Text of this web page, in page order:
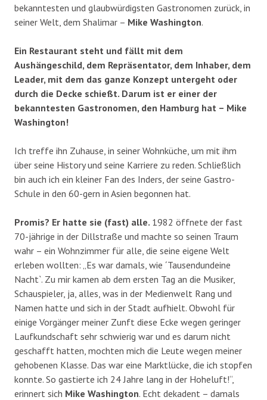
bekanntesten und glaubwürdigsten Gastronomen zurück, in
seiner Welt, dem Shalimar – Mike Washington.
Ein Restaurant steht und fällt mit dem
Aushängeschild, dem Repräsentator, dem Inhaber, dem
Leader, mit dem das ganze Konzept untergeht oder
durch die Decke schießt. Darum ist er einer der
bekanntesten Gastronomen, den Hamburg hat – Mike
Washington!
Ich treffe ihn Zuhause, in seiner Wohnküche, um mit ihm
über seine History und seine Karriere zu reden. Schließlich
bin auch ich ein kleiner Fan des Inders, der seine Gastro-
Schule in den 60-gern in Asien begonnen hat.
Promis? Er hatte sie (fast) alle. 1982 öffnete der fast
70-jährige in der Dillstraße und machte so seinen Traum
wahr – ein Wohnzimmer für alle, die seine eigene Welt
erleben wollten: „Es war damals, wie ´Tausendundeine
Nacht`. Zu mir kamen ab dem ersten Tag an die Musiker,
Schauspieler, ja, alles, was in der Medienwelt Rang und
Namen hatte und sich in der Stadt aufhielt. Obwohl für
einige Vorgänger meiner Zunft diese Ecke wegen geringer
Laufkundschaft sehr schwierig war und es darum nicht
geschafft hatten, mochten mich die Leute wegen meiner
gehobenen Klasse. Das war eine Marktlücke, die ich stopfen
konnte. So gastierte ich 24 Jahre lang in der Hoheluft!“,
erinnert sich Mike Washington. Echt dekadent – damals